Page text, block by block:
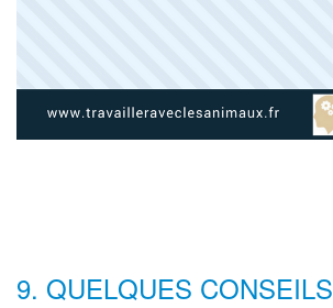
9. QUELQUES CONSEILS